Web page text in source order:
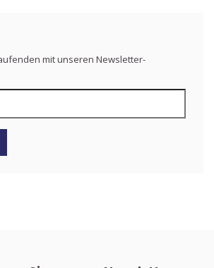
mit unseren Newsletter-